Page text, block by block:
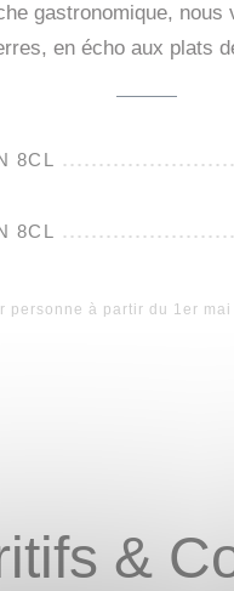
gastronomique,
en écho aux plats
8CL
8CL
personne à partir du 1er
&